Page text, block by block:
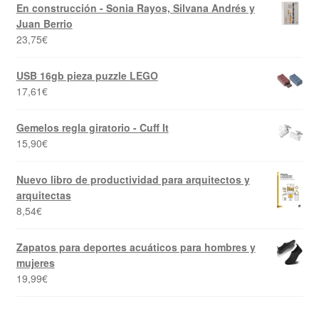
En construcción - Sonia Rayos, Silvana Andrés y
Juan Berrio
23,75€
USB 16gb pieza puzzle LEGO
17,61€
Gemelos regla giratorio - Cuff It
15,90€
Nuevo libro de productividad para arquitectos y
arquitectas
8,54€
Zapatos para deportes acuáticos para hombres y
mujeres
19,99€